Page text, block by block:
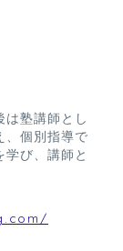
は塾講師とし
、個別指導で
び、講師と